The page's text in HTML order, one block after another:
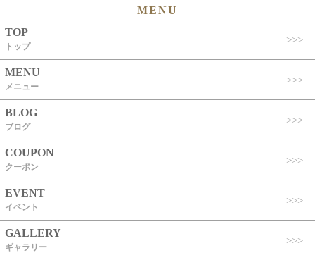
MENU
TOP
トップ
MENU
メニュー
BLOG
ブログ
COUPON
クーポン
EVENT
イベント
GALLERY
ギャラリー